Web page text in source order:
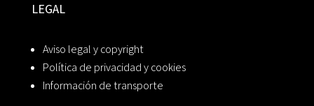
LEGAL
Aviso legal y copyright
Política de privacidad y cookies
Información de transporte